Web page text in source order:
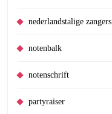
nederlandstalige zangers
notenbalk
notenschrift
partyraiser